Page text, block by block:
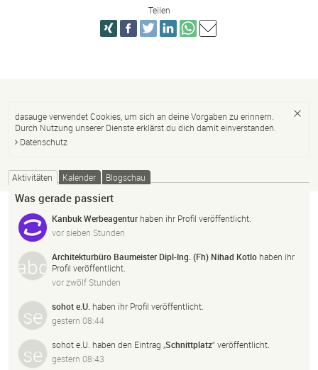
Teilen
dasauge verwendet Cookies, um sich an deine Vorgaben zu erinnern.
Durch Nutzung unserer Dienste erklärst du dich damit einverstanden.
Datenschutz
Aktivitäten Kalender Blogschau
Was gerade passiert
Kanbuk Werbeagentur haben ihr Profil veröffentlicht.
vor sieben Stunden
Architekturbüro Baumeister Dipl-Ing. (Fh) Nihad Kotlo haben ihr
Profil veröffentlicht.
vor zwölf Stunden
sohot e.U. haben ihr Profil veröffentlicht.
gestern 08:44
sohot e.U. haben den Eintrag „Schnittplatz“ veröffentlicht.
gestern 08:43